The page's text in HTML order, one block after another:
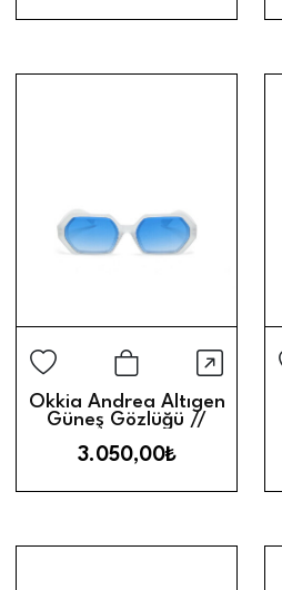
Sepete Ekle
Hızlı
Okkia Andrea Altıgen
Güneş Gözlüğü //
3.050,00₺